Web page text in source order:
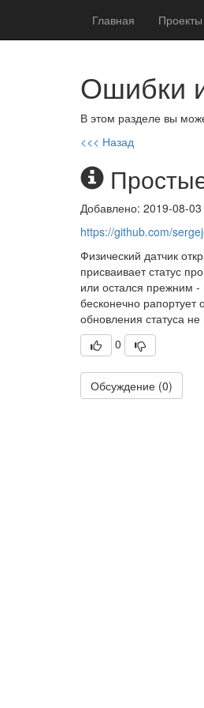
Главная Проекты
Ошибки
В этом разделе вы
<<< Назад
Добавлено: 2019-08-
https://github.com/
Физический датчик
присваивает статус
или остался прежним -
бесконечно
обновления статуса
0
Обсуждение (0)